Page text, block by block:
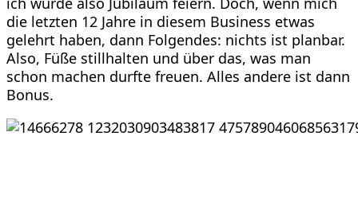
die letzten 12 Jahre in diesem Business etwas
gelehrt haben, dann Folgendes: nichts ist planbar.
Also, Füße stillhalten und über das, was man
schon machen durfte freuen. Alles andere ist dann
Bonus.